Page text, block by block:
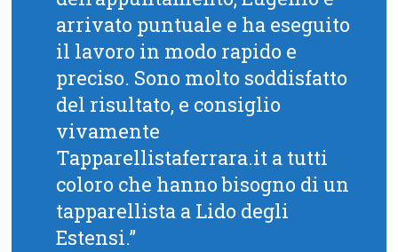
arrivato puntuale e ha eseguito
il lavoro in modo rapido e
preciso. Sono molto soddisfatto
del risultato, e consiglio
vivamente
Tapparellistaferrara.it a tutti
coloro che hanno bisogno di un
tapparellista a Lido degli
Estensi.”